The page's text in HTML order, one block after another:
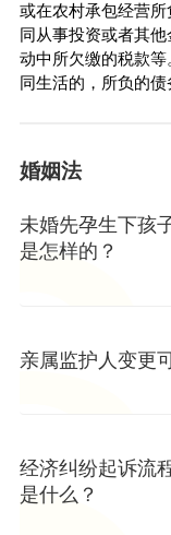
或在农村承包经营
同从事投资或者其
动中所欠缴的税款
同生活的，所负的债
婚姻法
未婚先孕生下孩
是怎样的？
亲属监护人变更
经济纠纷起诉流
是什么？